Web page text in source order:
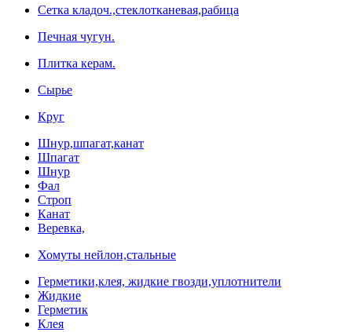
Сетка кладоч.,стеклотканевая,рабица
Печная чугун.
Плитка керам.
Сырье
Круг
Шнур,шпагат,канат
Шпагат
Шнур
Фал
Строп
Канат
Веревка,
Хомуты нейлон,стальные
Герметики,клея, жидкие гвозди,уплотнители
Жидкие
Герметик
Клея